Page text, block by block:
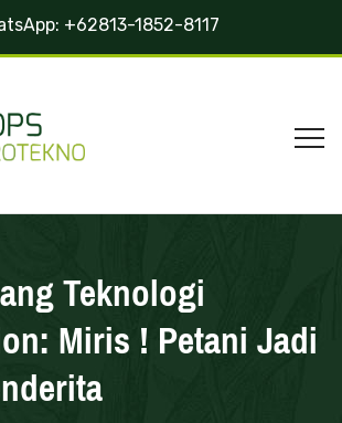
+62813-1852-8117
Teknologi
Miris ! Petani Jadi